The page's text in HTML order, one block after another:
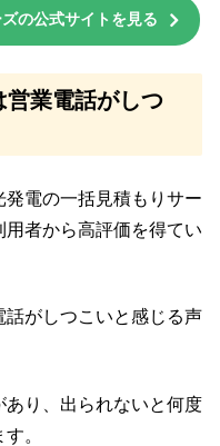
の公式サイトを見る
営業電話がしつ
電の一括見積もりサー
者から高評価を得てい
話がしつこいと感じる声
り、出られないと何度
。